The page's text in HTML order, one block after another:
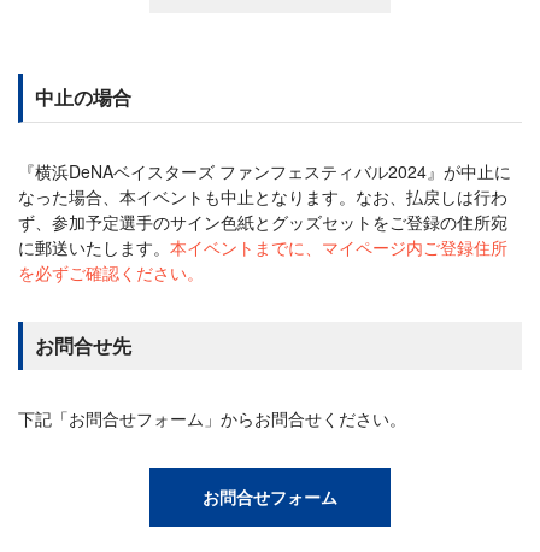
中止の場合
『横浜DeNAベイスターズ ファンフェスティバル2024』が中止に
なった場合、本イベントも中止となります。なお、払戻しは行わ
ず、参加予定選手のサイン色紙とグッズセットをご登録の住所宛
に郵送いたします。 本イベントまでに、マイページ内ご登録住所
を必ずご確認ください。
お問合せ先
下記「お問合せフォーム」からお問合せください。
お問合せフォーム